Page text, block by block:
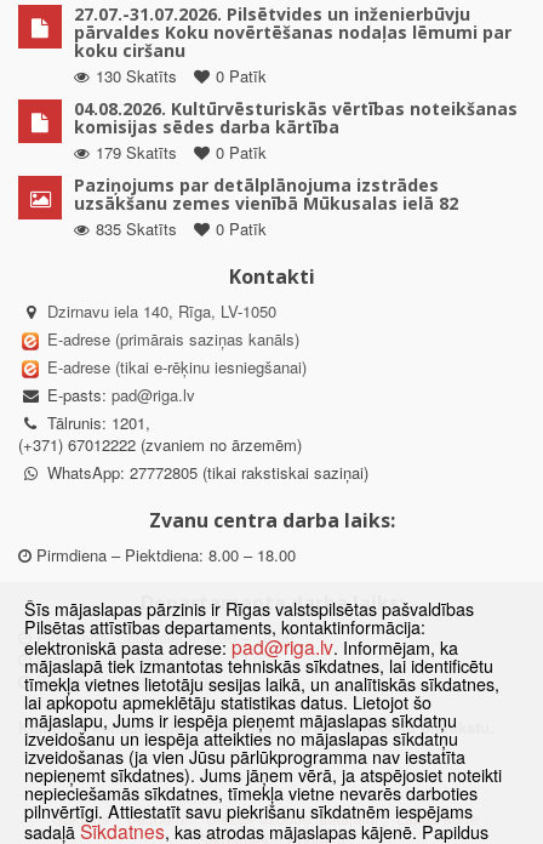
27.07.-31.07.2026. Pilsētvides un inženierbūvju
pārvaldes Koku novērtēšanas nodaļas lēmumi par
koku ciršanu
130 Skatīts
0 Patīk
04.08.2026. Kultūrvēsturiskās vērtības noteikšanas
komisijas sēdes darba kārtība
179 Skatīts
0 Patīk
Paziņojums par detālplānojuma izstrādes
uzsākšanu zemes vienībā Mūkusalas ielā 82
835 Skatīts
0 Patīk
Kontakti
Dzirnavu iela 140, Rīga, LV-1050
E-adrese (primārais saziņas kanāls)
E-adrese (tikai e-rēķinu iesniegšanai)
E-pasts: pad@riga.lv
Tālrunis: 1201,
(+371) 67012222 (zvaniem no ārzemēm)
WhatsApp: 27772805 (tikai rakstiskai saziņai)
Zvanu centra darba laiks:
Pirmdiena – Piektdiena: 8.00 – 18.00
Departamenta darba laiks:
Pirmdiena, Ceturtdiena: 8.30 – 18.00
Otrdiena, Trešdiena: 8.30 – 17.00
Piektdiena: 8.30 – 15.00
Klātienes konsultācijas pieejamas tikai ar iepriekšēju pierakstu.
Sākums Jaunumi Biežāk uzdotie jautājumi
Lapas karte
Šīs mājaslapas pārzinis ir Rīgas valstspilsētas pašvaldības
Pilsētas attīstības departaments, kontaktinformācija:
elektroniskā pasta adrese: pad@riga.lv. Informējam, ka
mājaslapā tiek izmantotas tehniskās sīkdatnes, lai identificētu
tīmekļa vietnes lietotāju sesijas laikā, un analītiskās sīkdatnes,
lai apkopotu apmeklētāju statistikas datus. Lietojot šo
mājaslapu, Jums ir iespēja pieņemt mājaslapas sīkdatņu
izveidošanu un iespēja atteikties no mājaslapas sīkdatņu
izveidošanas (ja vien Jūsu pārlūkprogramma nav iestatīta
nepieņemt sīkdatnes). Jums jāņem vērā, ja atspējosiet noteikti
nepieciešamās sīkdatnes, tīmekļa vietne nevarēs darboties
pilnvērtīgi. Attiestatīt savu piekrišanu sīkdatnēm iespējams
sadaļā Sīkdatnes, kas atrodas mājaslapas kājenē. Papildus